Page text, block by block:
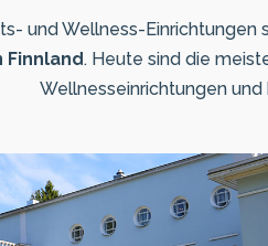
und Wellness-
Finnland. Heute sind die
Wellnesseinrichtungen